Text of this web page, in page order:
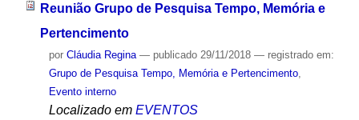
Reunião Grupo de Pesquisa Tempo, Memória e
Pertencimento
por Cláudia Regina — publicado29/11/2018 — registrado em:
Grupo de Pesquisa Tempo, Memória e Pertencimento,
Evento interno
Localizado em EVENTOS